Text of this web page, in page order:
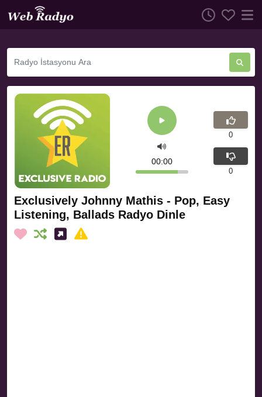
Exclusively Johnny Mathis - Pop, Easy
Listening, Ballads Radyo Dinle
00:00
0
0